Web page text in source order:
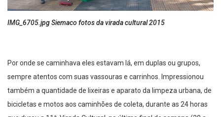
IMG_6705.jpg Siemaco fotos da virada cultural 2015
Por onde se caminhava eles estavam lá, em duplas ou grupos,
sempre atentos com suas vassouras e carrinhos. Impressionou
também a quantidade de lixeiras e aparato da limpeza urbana, de
bicicletas e motos aos caminhões de coleta, durante as 24 horas